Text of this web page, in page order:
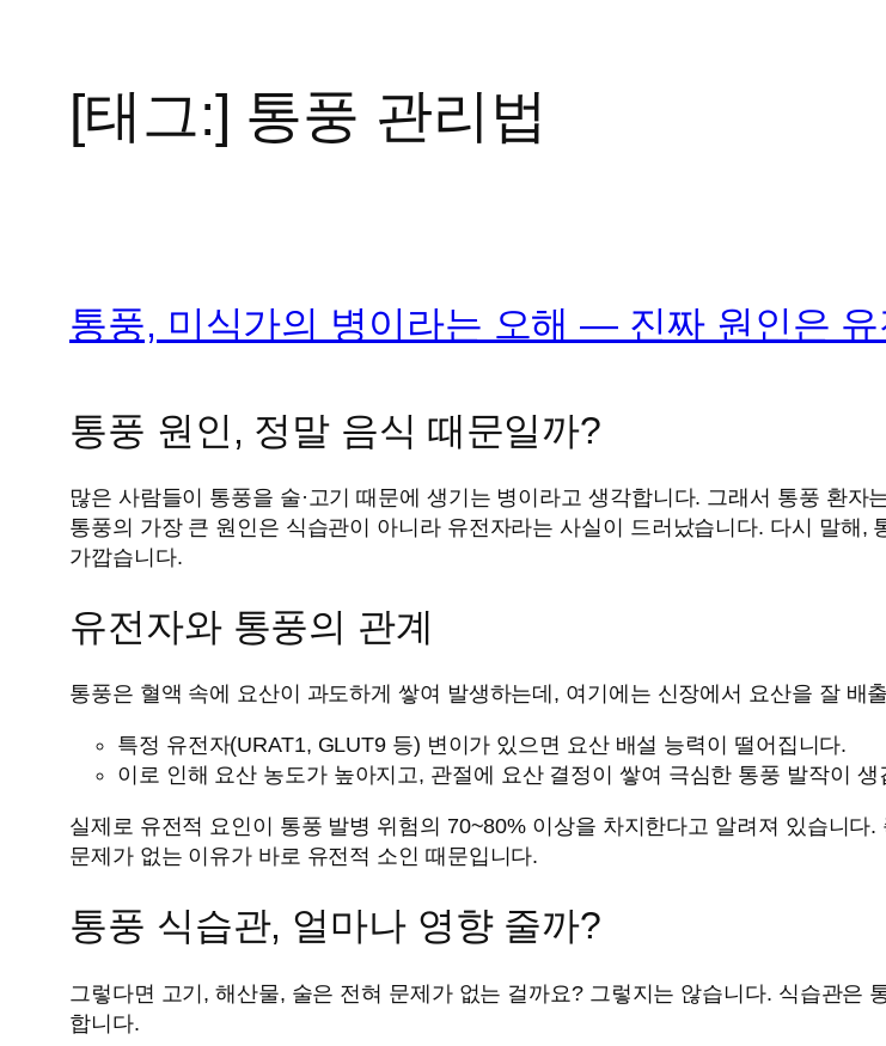
[태그:] 통풍 관리법
통풍, 미식가의 병이라는 오해 — 진짜 원인은
통풍 원인, 정말 음식 때문일까?
많은 사람들이 통풍을 술·고기 때문에 생기는 병이라고 생각합니다. 그래서 통풍 환자
통풍의 가장 큰 원인은 식습관이 아니라 유전자라는 사실이 드러났습니다. 다시 말해,
가깝습니다.
유전자와 통풍의 관계
통풍은 혈액 속에 요산이 과도하게 쌓여 발생하는데, 여기에는 신장에서 요산을 잘 배
특정 유전자(URAT1, GLUT9 등) 변이가 있으면 요산 배설 능력이 떨어집니다.
이로 인해 요산 농도가 높아지고, 관절에 요산 결정이 쌓여 극심한 통풍 발작이 생
실제로 유전적 요인이 통풍 발병 위험의 70~80% 이상을 차지한다고 알려져 있습니
문제가 없는 이유가 바로 유전적 소인 때문입니다.
통풍 식습관, 얼마나 영향 줄까?
그렇다면 고기, 해산물, 술은 전혀 문제가 없는 걸까요? 그렇지는 않습니다. 식습관은
합니다.